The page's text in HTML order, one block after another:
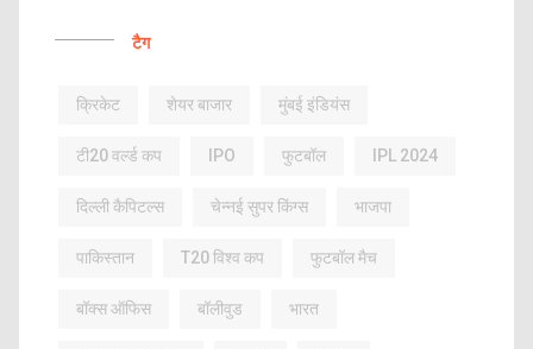
टैग
क्रिकेट शेयर बाजार मुंबई इंडियंस
टी20 वर्ल्ड कप IPO फुटबॉल IPL 2024
दिल्ली कैपिटल्स चेन्नई सुपर किंग्स भाजपा
पाकिस्तान T20 विश्व कप फुटबॉल मैच
बॉक्स ऑफिस बॉलीवुड भारत